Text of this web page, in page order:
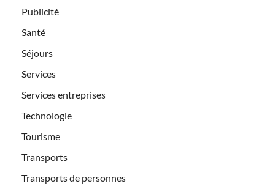
Publicité
Santé
Séjours
Services
Services entreprises
Technologie
Tourisme
Transports
Transports de personnes